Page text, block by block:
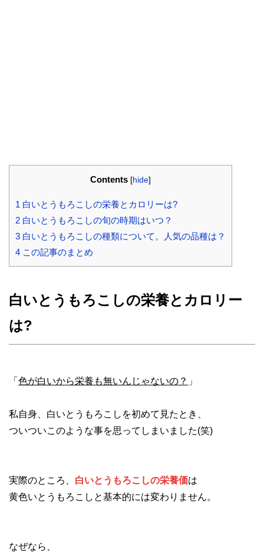
Contents [hide]
1 白いとうもろこしの栄養とカロリーは?
2 白いとうもろこしの旬の時期はいつ？
3 白いとうもろこしの種類について。人気の品種は？
4 この記事のまとめ
白いとうもろこしの栄養とカロリー
は?
「 色が白いから栄養も無いんじゃないの？ 」
私自身、白いとうもろこしを初めて見たとき、
ついついこのような事を思ってしまいました(笑)
実際のところ、 白いとうもろこしの栄養価は
黄色いとうもろこしと基本的には変わりません。
なぜなら、